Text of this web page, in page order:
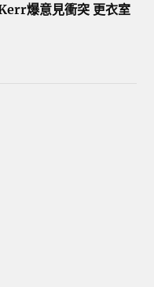
爆意見衝突 更衣室